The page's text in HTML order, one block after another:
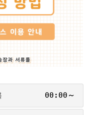
00:00～